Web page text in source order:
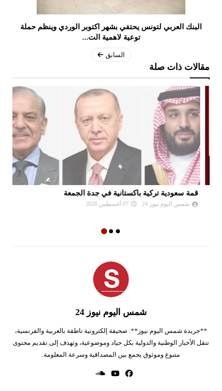
البنك العربي لتونس يحتفي بشهر اكتوبر الوردي وينظم حملة
توعية لاهمية الت...
السابق
مقالات ذات صلة
قمة سعودية تركية باكستانية في جدة الجمعة
شمس اليوم نيوز 24 07 أغسطس 2026
شمس اليوم نيوز 24
**جريدة شمس اليوم نيوز**: صحيفة إلكترونية ناطقة بالعربية والفرنسية،
تنقل الأخبار الوطنية والدولية بكل حياد وموضوعية، وتهدف إلى تقديم محتوى
متنوع وموثوق يجمع بين المصداقية وسرعة المعلومة.